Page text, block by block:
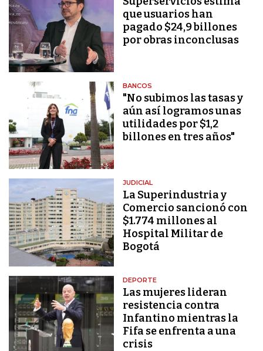
que usuarios han
pagado $24,9 billones
por obras inconclusas
BANCOS
"No subimos las tasas y
aún así logramos unas
utilidades por $1,2
billones en tres años"
JUDICIAL
La Superindustria y
Comercio sancionó con
$1.774 millones al
Hospital Militar de
Bogotá
DEPORTE
Las mujeres lideran
resistencia contra
Infantino mientras la
Fifa se enfrenta a una
crisis